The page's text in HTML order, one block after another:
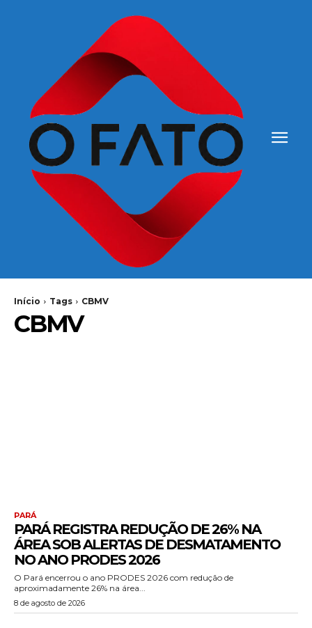
Início Tags CBMV
CBMV
PARÁ
PARÁ REGISTRA REDUÇÃO DE 26% NA
ÁREA SOB ALERTAS DE DESMATAMENTO
NO ANO PRODES 2026
O Pará encerrou o ano PRODES 2026 com redução de
aproximadamente 26% na área...
8 de agosto de 2026